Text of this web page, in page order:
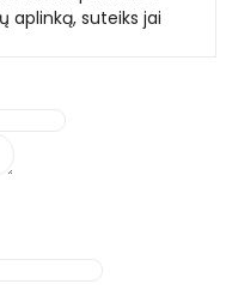
aplinką, suteiks jai